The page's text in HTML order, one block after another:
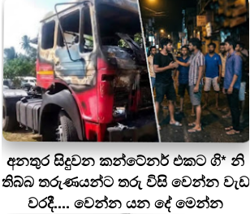
අනතුර සිදුවන කන්ටේනර් එකට ගි* නි
තිබ්බ තරුණයන්ට තරු විසි වෙන්න වැඩ
වරදී.... වෙන්න යන දේ මෙන්න